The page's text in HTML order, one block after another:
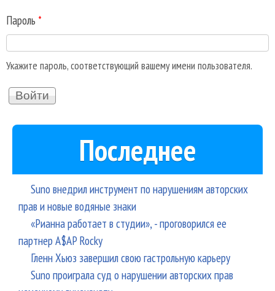
Пароль *
Укажите пароль, соответствующий вашему имени пользователя.
Последнее
Suno внедрил инструмент по нарушениям авторских
прав и новые водяные знаки
«Рианна работает в студии», - проговорился ее
партнер A$AP Rocky
Гленн Хьюз завершил свою гастрольную карьеру
Suno проиграла суд о нарушении авторских прав